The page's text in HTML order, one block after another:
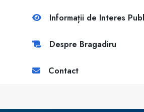
Informații de Interes
Despre Bragadiru
Contact